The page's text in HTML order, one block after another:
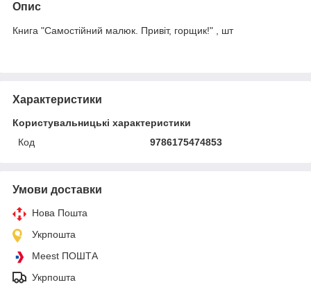
Опис
Книга "Самостійний малюк. Привіт, горщик!" , шт
Характеристики
Користувальницькі характеристики
Код
9786175474853
Умови доставки
Нова Пошта
Укрпошта
Meest ПОШТА
Укрпошта